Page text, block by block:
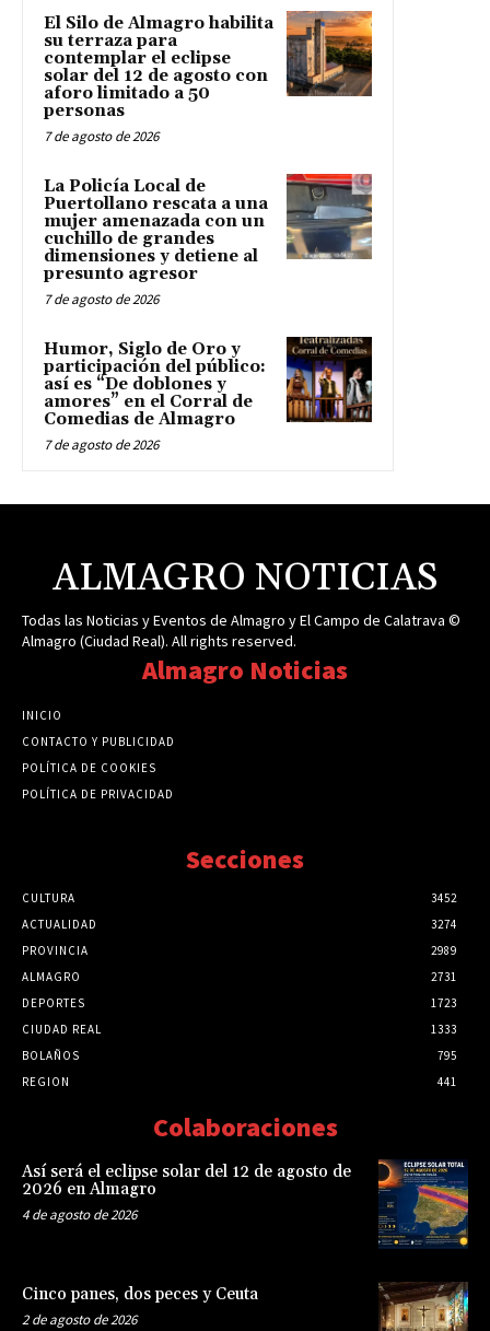
El Silo de Almagro habilita
su terraza para
contemplar el eclipse
solar del 12 de agosto con
aforo limitado a 50
personas
7 de agosto de 2026
La Policía Local de
Puertollano rescata a una
mujer amenazada con un
cuchillo de grandes
dimensiones y detiene al
presunto agresor
7 de agosto de 2026
Humor, Siglo de Oro y
participación del público:
así es “De doblones y
amores” en el Corral de
Comedias de Almagro
7 de agosto de 2026
ALMAGRO NOTICIAS
Todas las Noticias y Eventos de Almagro y El Campo de Calatrava ©
Almagro (Ciudad Real). All rights reserved.
Almagro Noticias
INICIO
CONTACTO Y PUBLICIDAD
POLÍTICA DE COOKIES
POLÍTICA DE PRIVACIDAD
Secciones
CULTURA
3452
ACTUALIDAD
3274
PROVINCIA
2989
ALMAGRO
2731
DEPORTES
1723
CIUDAD REAL
1333
BOLAÑOS
795
REGION
441
Colaboraciones
Así será el eclipse solar del 12 de agosto de
2026 en Almagro
4 de agosto de 2026
Cinco panes, dos peces y Ceuta
2 de agosto de 2026